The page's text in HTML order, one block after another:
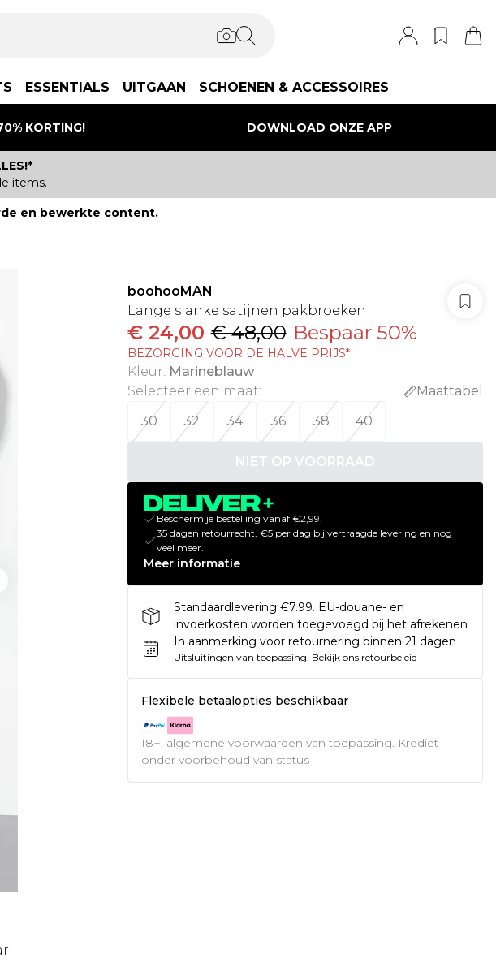
ESSENTIALS UITGAAN SCHOENEN & ACCESSOIRES
KORTING! DOWNLOAD ONZE APP
items.
en bewerkte content.
boohooMAN
Lange slanke satijnen pakbroeken
€ 24,00 € 48,00 Bespaar 50%
BEZORGING VOOR DE HALVE PRIJS*
Kleur: Marineblauw
Selecteer een maat:
Maattabel
30
32 34 36 38 40
NIET OP VOORRAAD
Bescherm je bestelling vanaf €2,99.
35 dagen retourrecht, €5 per dag bij vertraagde levering en nog
veel meer.
Meer informatie
Standaardlevering €7.99. EU-douane- en
invoerkosten worden toegevoegd bij het afrekenen
In aanmerking voor retournering binnen 21 dagen
Uitsluitingen van toepassing. Bekijk ons retourbeleid
Flexibele betaalopties beschikbaar
18+, algemene voorwaarden van toepassing. Krediet
onder voorbehoud van status